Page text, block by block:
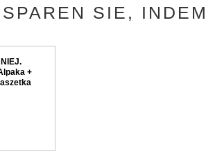
SPAREN SIE,
+